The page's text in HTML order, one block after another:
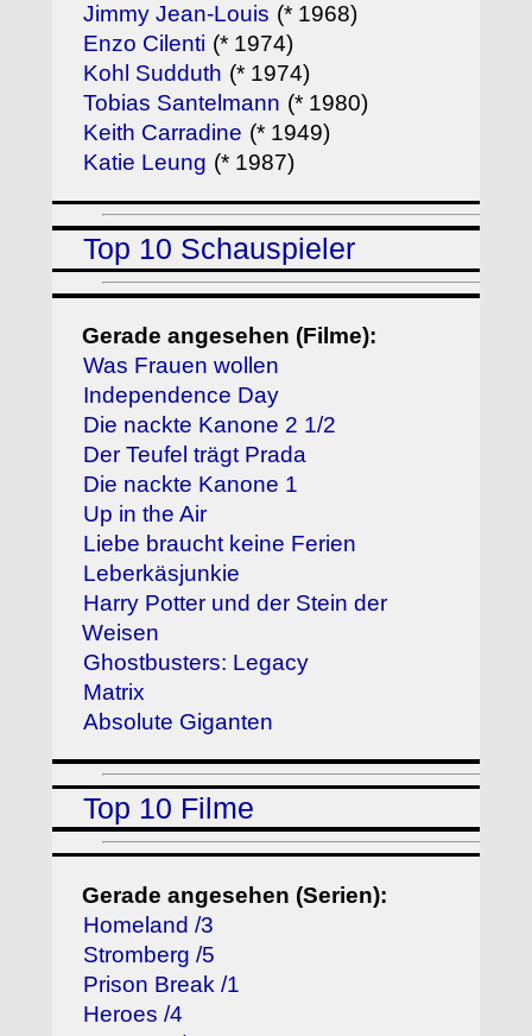
Jimmy Jean-Louis (* 1968)
Enzo Cilenti (* 1974)
Kohl Sudduth (* 1974)
Tobias Santelmann (* 1980)
Keith Carradine (* 1949)
Katie Leung (* 1987)
Top 10 Schauspieler
Gerade angesehen (Filme):
Was Frauen wollen
Independence Day
Die nackte Kanone 2 1/2
Der Teufel trägt Prada
Die nackte Kanone 1
Up in the Air
Liebe braucht keine Ferien
Leberkäsjunkie
Harry Potter und der Stein der
Weisen
Ghostbusters: Legacy
Matrix
Absolute Giganten
Top 10 Filme
Gerade angesehen (Serien):
Homeland /3
Stromberg /5
Prison Break /1
Heroes /4